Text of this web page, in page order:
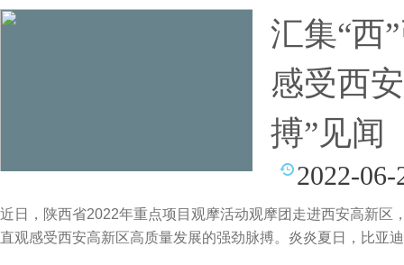
汇集“西
感受西
搏”见闻
2022-06-
近日，陕西省2022年重点项目观摩活动观摩团走进西安高新区
直观感受西安高新区高质量发展的强劲脉搏。炎炎夏日，比亚